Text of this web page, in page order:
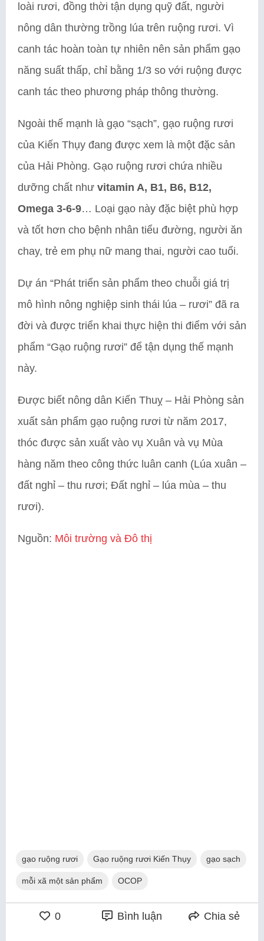
loài rươi, đồng thời tận dụng quỹ đất, người
nông dân thường trồng lúa trên ruộng rươi. Vì
canh tác hoàn toàn tự nhiên nên sản phẩm gạo
năng suất thấp, chỉ bằng 1/3 so với ruộng được
canh tác theo phương pháp thông thường.
Ngoài thế mạnh là gạo “sạch”, gạo ruộng rươi
của Kiến Thụy đang được xem là một đặc sản
của Hải Phòng. Gạo ruộng rươi chứa nhiều
dưỡng chất như vitamin A, B1, B6, B12,
Omega 3-6-9… Loại gạo này đặc biệt phù hợp
và tốt hơn cho bệnh nhân tiểu đường, người ăn
chay, trẻ em phụ nữ mang thai, người cao tuổi.
Dự án “Phát triển sản phẩm theo chuỗi giá trị
mô hình nông nghiệp sinh thái lúa – rươi” đã ra
đời và được triển khai thực hiện thi điểm với sản
phẩm “Gạo ruộng rươi” để tận dụng thế mạnh
này.
Được biết nông dân Kiến Thuỵ – Hải Phòng sản
xuất sản phẩm gạo ruộng rươi từ năm 2017,
thóc được sản xuất vào vụ Xuân và vụ Mùa
hàng năm theo công thức luân canh (Lúa xuân –
đất nghỉ – thu rươi; Đất nghỉ – lúa mùa – thu
rươi).
Nguồn: Môi trường và Đô thị
gạo ruộng rươi Gạo ruộng rươi Kiến Thụy gạo sạch
mỗi xã một sản phẩm OCOP
0 Bình luận Chia sẻ